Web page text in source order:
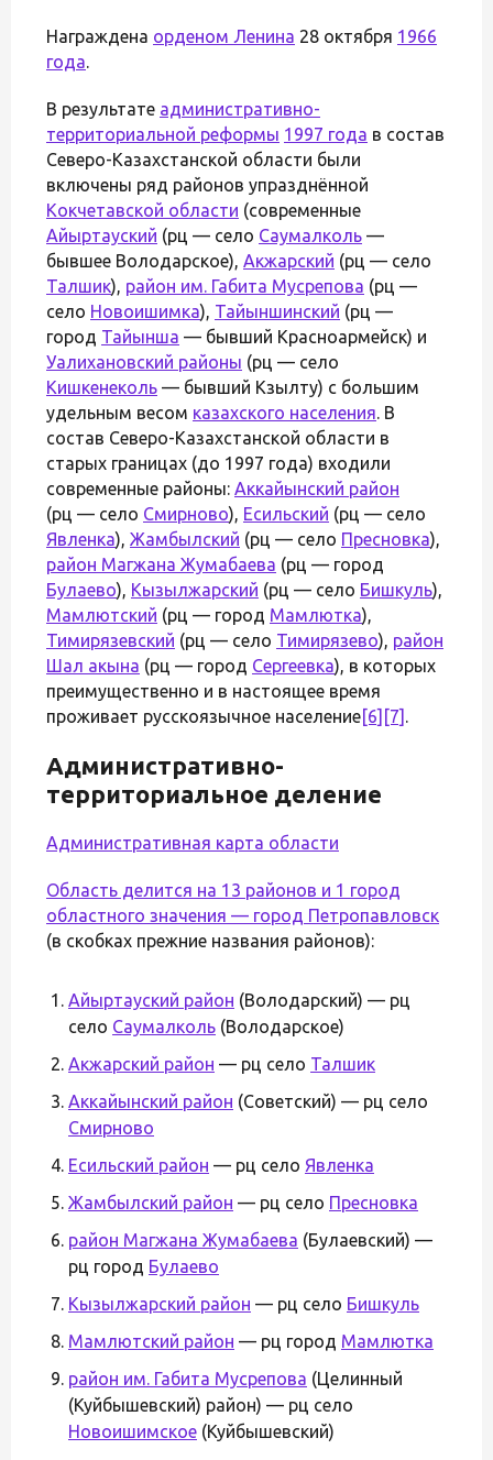
Награждена орденом Ленина 28 октября 1966
года.
В результате административно-
территориальной реформы 1997 года в состав
Северо-Казахстанской области были
включены ряд районов упразднённой
Кокчетавской области (современные
Айыртауский (рц — село Саумалколь —
бывшее Володарское), Акжарский (рц — село
Талшик), район им. Габита Мусрепова (рц —
село Новоишимка), Тайыншинский (рц —
город Тайынша — бывший Красноармейск) и
Уалихановский районы (рц — село
Кишкенеколь — бывший Кзылту) с большим
удельным весом казахского населения. В
состав Северо-Казахстанской области в
старых границах (до 1997 года) входили
современные районы: Аккайынский район
(рц — село Смирново), Есильский (рц — село
Явленка), Жамбылский (рц — село Пресновка),
район Магжана Жумабаева (рц — город
Булаево), Кызылжарский (рц — село Бишкуль),
Мамлютский (рц — город Мамлютка),
Тимирязевский (рц — село Тимирязево), район
Шал акына (рц — город Сергеевка), в которых
преимущественно и в настоящее время
проживает русскоязычное население[6] [7] .
Административно-
территориальное деление
Административная карта области
Область делится на 13 районов и 1 город
областного значения — город Петропавловск
(в скобках прежние названия районов):
Айыртауский район (Володарский) — рц
село Саумалколь (Володарское)
Акжарский район — рц село Талшик
Аккайынский район (Советский) — рц село
Смирново
Есильский район — рц село Явленка
Жамбылский район — рц село Пресновка
район Магжана Жумабаева (Булаевский) —
рц город Булаево
Кызылжарский район — рц село Бишкуль
Мамлютский район — рц город Мамлютка
район им. Габита Мусрепова (Целинный
(Куйбышевский) район) — рц село
Новоишимское (Куйбышевский)